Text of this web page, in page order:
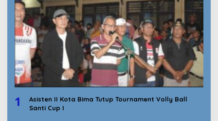
1
Asisten II Kota Bima Tutup Tournament Volly Ball
Santi Cup I